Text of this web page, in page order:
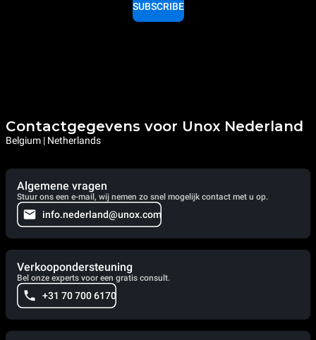
SUBSCRIBE
Contactgegevens voor Unox Nederland
Belgium | Netherlands
Algemene vragen
Stuur ons een e-mail, wij nemen zo snel mogelijk contact met u op.
info.nederland@unox.com
Verkoopondersteuning
Bel onze experts voor een gratis consult.
+31 70 700 6170